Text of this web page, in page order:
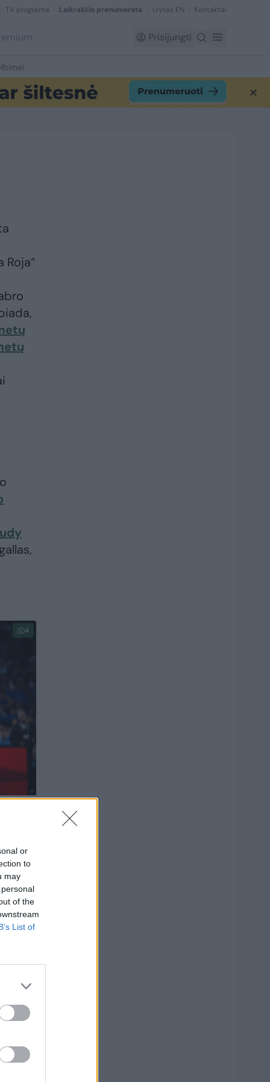
or
to
may
of the
List of
TV programa Laikraščio prenumerata Lrytas EN Kontaktai
Prisijungti
4
14